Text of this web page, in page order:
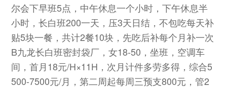
尔会下早班5点，中午休息一个小时，下午休息半
小时，长白班200一天，压3天日结，不包吃每天补
贴5块一餐，共计2餐10块，先吃后补每个月补一次
B九龙长白班密封袋厂，女18-50，坐班，空调车
间，首月18元/H×11H，次月计件多劳多得，综合5
500-7500元/月，第二周起每周三预支800元，管2